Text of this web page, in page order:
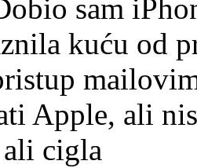
sam
kuću od
Apple, ali
cigla